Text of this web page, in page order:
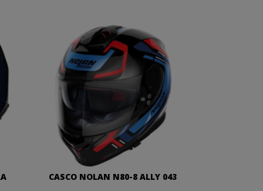
CASCO NOLAN N80-8 ALLY 043